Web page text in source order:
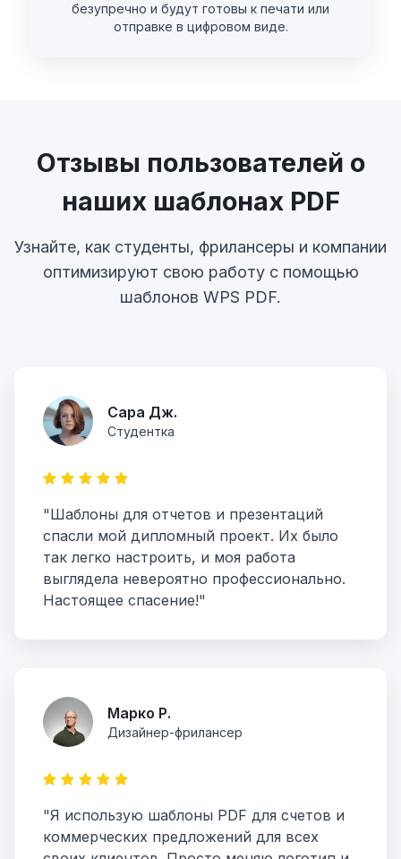
безупречно и будут готовы к печати или
отправке в цифровом виде.
Отзывы пользователей о
наших шаблонах PDF
Узнайте, как студенты, фрилансеры и компании
оптимизируют свою работу с помощью
шаблонов WPS PDF.
Сара Дж.
Студентка
"Шаблоны для отчетов и презентаций
спасли мой дипломный проект. Их было
так легко настроить, и моя работа
выглядела невероятно профессионально.
Настоящее спасение!"
Марко Р.
Дизайнер-фрилансер
"Я использую шаблоны PDF для счетов и
коммерческих предложений для всех